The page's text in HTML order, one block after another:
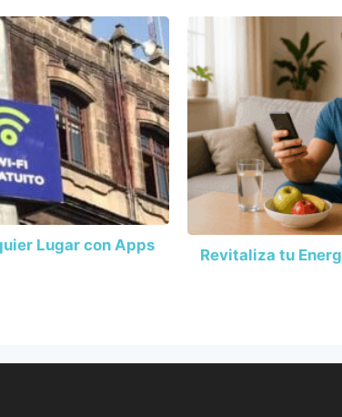
Lugar con Apps
Revitaliza tu